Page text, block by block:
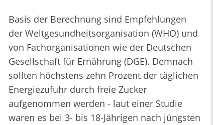
Basis der Berechnung sind Empfehlungen
der Weltgesundheitsorganisation (WHO) und
von Fachorganisationen wie der Deutschen
Gesellschaft für Ernährung (DGE). Demnach
sollten höchstens zehn Prozent der täglichen
Energiezufuhr durch freie Zucker
aufgenommen werden - laut einer Studie
waren es bei 3- bis 18-Jährigen nach jüngsten